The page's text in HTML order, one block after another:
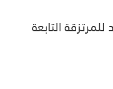
التابعة